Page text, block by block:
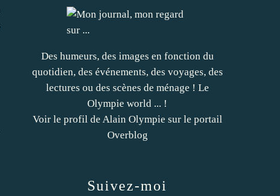
Des humeurs, des images en fonction du
quotidien, des événements, des voyages, des
lectures ou des scènes de ménage ! Le
Olympie world ... !
Voir le profil de Alain Olympie sur le portail
Overblog
Suivez-moi